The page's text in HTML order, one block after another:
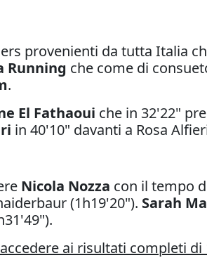
provenienti da tutta Italia
Running che come di
.
El Fathaoui che in 32'22"
in 40'10" davanti a Rosa
Nicola Nozza con il tempo
(1h19'20"). Sarah
ai risultati completi di